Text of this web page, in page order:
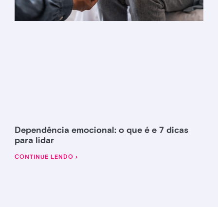
Dependência emocional: o que é e 7 dicas
para lidar
CONTINUE LENDO ›